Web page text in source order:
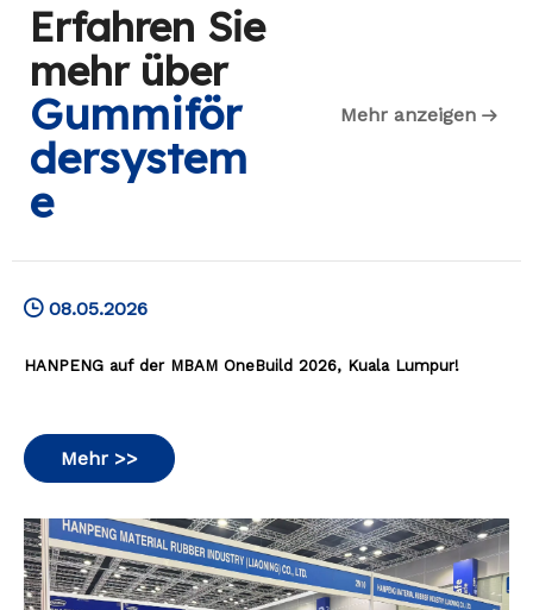
Erfahren Sie
mehr über
Gummiför
dersystem
e
Mehr anzeigen
08.05.2026
HANPENG auf der MBAM OneBuild 2026, Kuala Lumpur!
Mehr >>